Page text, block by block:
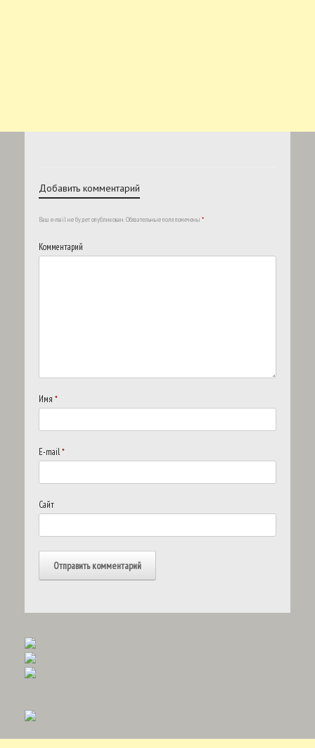
Добавить комментарий
Ваш e-mail не будет опубликован. Обязательные поля помечены *
Комментарий
Имя *
E-mail*
Сайт